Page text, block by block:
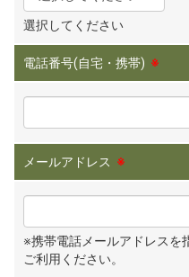
選択してください
電話番号(自宅・携帯) ※
メールアドレス ※
※携帯電話メールアドレスを
ご利用ください。